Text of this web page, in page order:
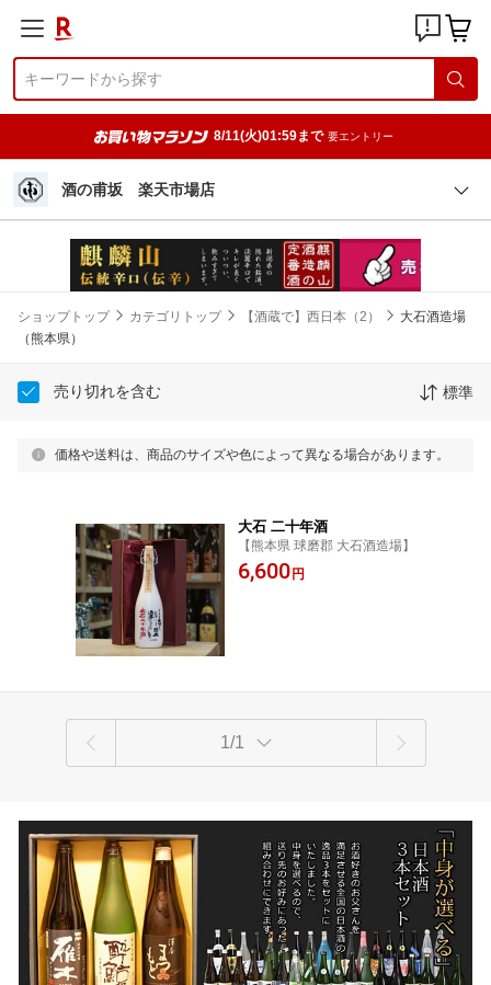
8/11(火)01:59まで 要エントリー
酒の甫坂 楽天市場店
ショップトップ カテゴリトップ 【酒蔵で】西日本（2）
大石酒造場
（熊本県）
売り切れを含む 標準
価格や送料は、商品のサイズや色によって異なる場合があります。
大石 二十年酒
【熊本県 球磨郡 大石酒造場】
6,600 円
1/1